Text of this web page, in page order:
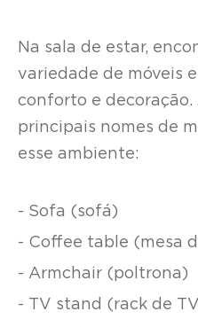
Na sala de estar,
variedade de móveis
conforto e
principais nomes de
esse ambiente:
- Sofa (sofá)
- Coffee table (mesa
- Armchair (poltrona)
- TV stand (rack de